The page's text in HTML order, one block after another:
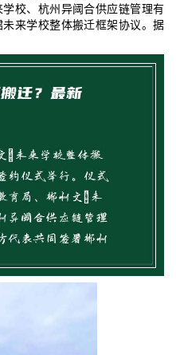
学校、杭州异阈合供应链管理有
来学校整体搬迁框架协议。据